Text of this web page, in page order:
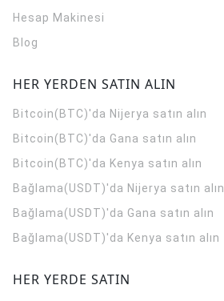
Hesap Makinesi
Blog
HER YERDEN SATIN ALIN
Bitcoin(BTC)'da Nijerya satın alın
Bitcoin(BTC)'da Gana satın alın
Bitcoin(BTC)'da Kenya satın alın
Bağlama(USDT)'da Nijerya satın alın
Bağlama(USDT)'da Gana satın alın
Bağlama(USDT)'da Kenya satın alın
HER YERDE SATIN